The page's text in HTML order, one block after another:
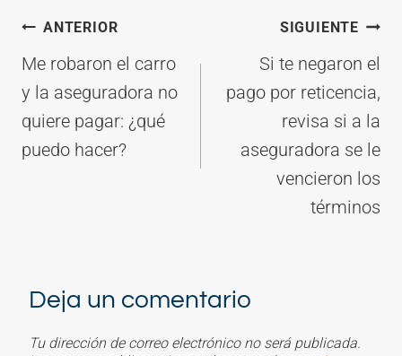
Navegación
de
entradas
ANTERIOR
Me robaron el carro
y la aseguradora no
quiere pagar: ¿qué
puedo hacer?
SIGUIENTE
Si te negaron el
pago por reticencia,
revisa si a la
aseguradora se le
vencieron los
términos
Deja un comentario
Tu dirección de correo electrónico no será publicada.